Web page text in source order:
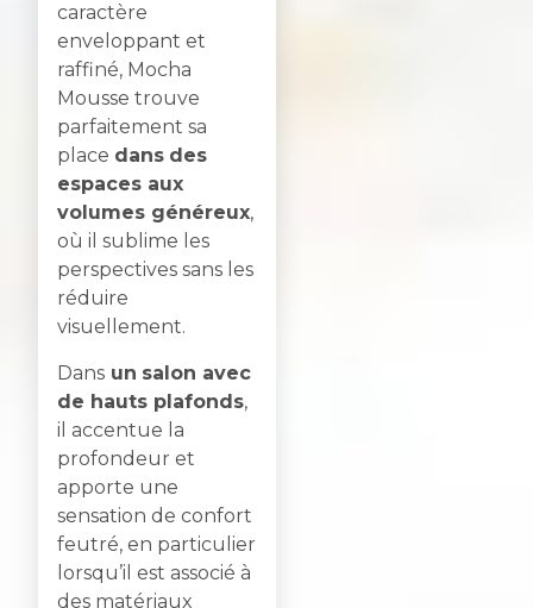
caractère
enveloppant et
raffiné, Mocha
Mousse trouve
parfaitement sa
place dans des
espaces aux
volumes généreux,
où il sublime les
perspectives sans les
réduire
visuellement.
Dans un salon avec
de hauts plafonds,
il accentue la
profondeur et
apporte une
sensation de confort
feutré, en particulier
lorsqu’il est associé à
des matériaux